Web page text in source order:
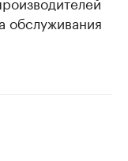
обслуживания